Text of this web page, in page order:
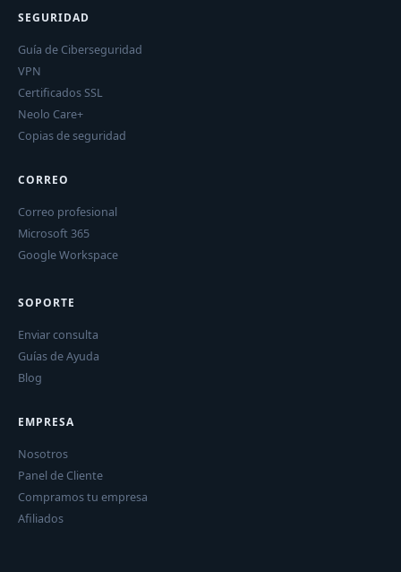
SEGURIDAD
Guía de Ciberseguridad
VPN
Certificados SSL
Neolo Care+
Copias de seguridad
CORREO
Correo profesional
Microsoft 365
Google Workspace
SOPORTE
Enviar consulta
Guías de Ayuda
Blog
EMPRESA
Nosotros
Panel de Cliente
Compramos tu empresa
Afiliados